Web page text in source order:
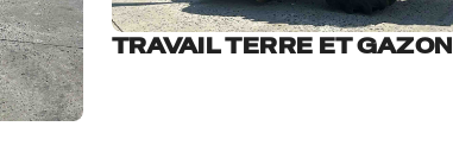
TRAVAIL TERRE ET GAZON